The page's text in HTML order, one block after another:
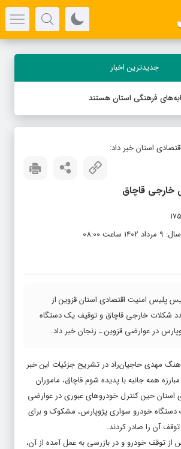
جدیدترین اخبار
فرهنگی استان هستند
استان خبر داد:
قاچاق
08:00
پلیس امنیت اقتصادی استان قزوین از
هزار عدد شکلات خارجی قاچاق و توقیف یک دستگاه
در عوارضی قزوین ـ زنجان خبر داد.
مهدی حاجیان‌راد در تشریح جزئیات این خبر
همه جانبه با پدیده شوم قاچاق، ماموران
استان حین کنترل خودروهای عبوری در عوارضی
دستگاه خودرو سواری پژوپارس، مشکوک و برای
آن را صادر کردند.
از توقف خودرو و در بازرسی به عمل آمده از آن،